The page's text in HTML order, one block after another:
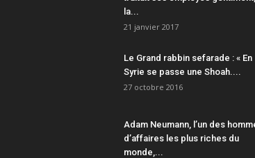
la...
21 janvier 2017
Le Grand rabbin sefarade : « En
Syrie se passe une Shoah....
27 octobre 2016
Adam Neumann, l’un des
d’affaires les plus riches du
monde,...